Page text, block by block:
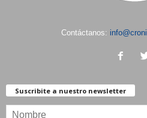
Contáctanos:
Suscribite a nuestro newsletter